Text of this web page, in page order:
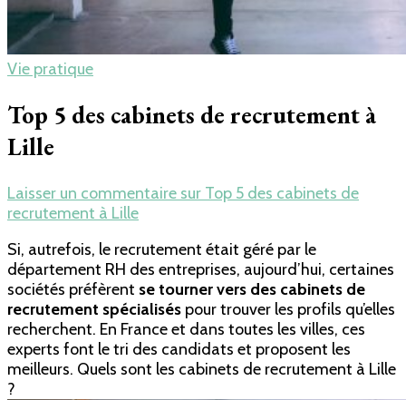
Vie pratique
Top 5 des cabinets de recrutement à
Lille
Laisser un commentaire sur Top 5 des cabinets de
recrutement à Lille
Si, autrefois, le recrutement était géré par le
département RH des entreprises, aujourd’hui, certaines
sociétés préfèrent se tourner vers des cabinets de
recrutement spécialisés pour trouver les profils qu’elles
recherchent. En France et dans toutes les villes, ces
experts font le tri des candidats et proposent les
meilleurs. Quels sont les cabinets de recrutement à Lille
?